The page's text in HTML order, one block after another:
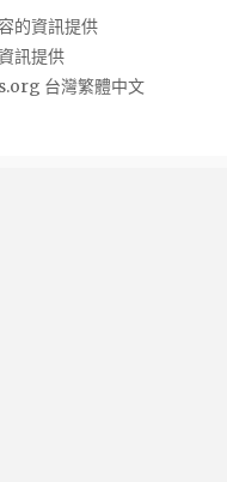
的資訊提供
訊提供
台灣繁體中文